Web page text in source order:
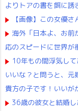
よりトアの書を餌に誘
【画像】この女優
海外「日本よ、お前
応のスピードに世界が
10年もの間浮気し
いいな？と問うと、
貴方の子です！いい
36歳の彼女と結婚